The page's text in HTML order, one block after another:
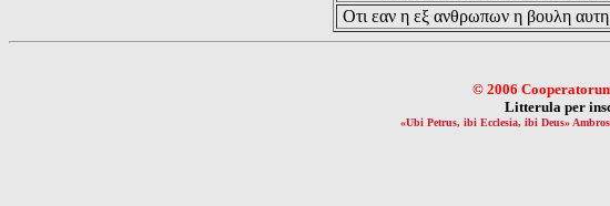
Οτι εαν η εξ ανθρωπων η βουλη αυτη
© 2006
Litterula per
«Ubi Petrus, ibi Ecclesia, ibi Deus»